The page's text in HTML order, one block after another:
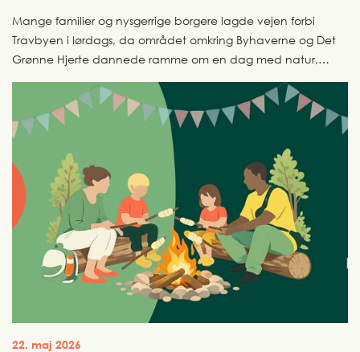
Mange familier og nysgerrige borgere lagde vejen forbi
Travbyen i lørdags, da området omkring Byhaverne og Det
Grønne Hjerte dannede ramme om en dag med natur,
22. maj 2026